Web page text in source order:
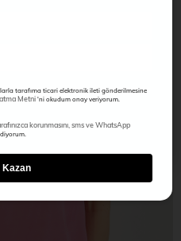
tarafıma ticari elektronik ileti gönderilmesine
Metni'ni okudum onay veriyorum.
korunmasını, sms ve WhatsApp